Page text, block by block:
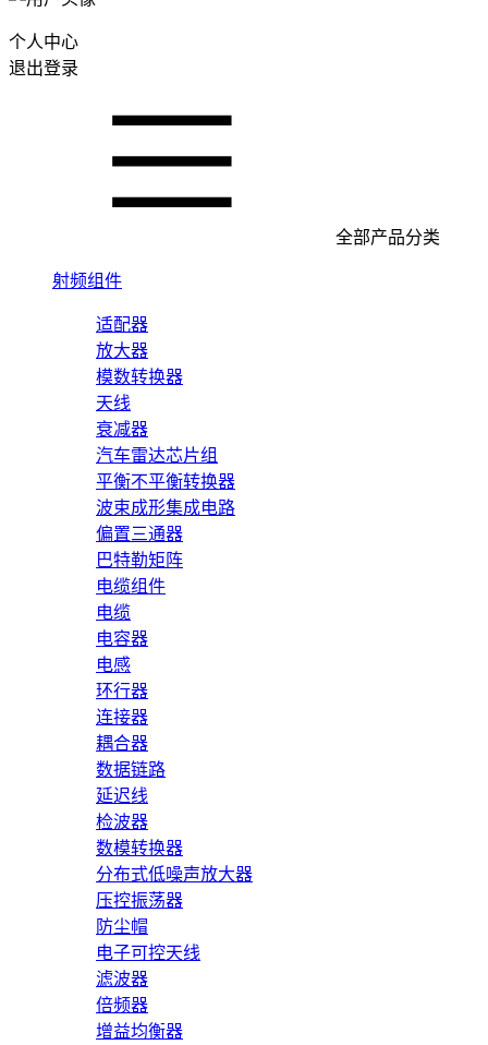
个人中心
退出登录
全部产品分类
射频组件
适配器
放大器
模数转换器
天线
衰减器
汽车雷达芯片组
平衡不平衡转换器
波束成形集成电路
偏置三通器
巴特勒矩阵
电缆组件
电缆
电容器
电感
环行器
连接器
耦合器
数据链路
延迟线
检波器
数模转换器
分布式低噪声放大器
压控振荡器
防尘帽
电子可控天线
滤波器
倍频器
增益均衡器